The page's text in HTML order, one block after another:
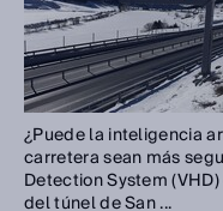
¿Puede la inteligencia
carretera sean más
Detection System
del túnel de San ...